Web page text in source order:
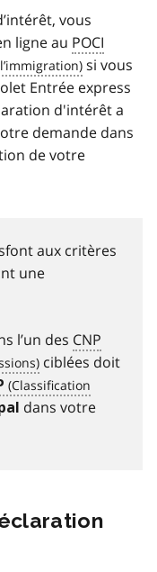
vous
ligne au POCI
si vous
Entrée express
d'intérêt a
demande dans
de votre
aux critères
une
l’un des CNP
ciblées doit
dans votre